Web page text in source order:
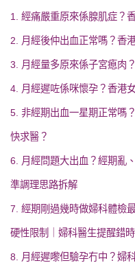
1. 經痛嚴重原來係腺肌症？
2. 月經後仲出血正常嗎？香
3. 月經量多原來係子宮瘜肉
4. 月經遲咗係咪懷孕？香港
5. 非經期出血一星期正常嗎
快求醫？
6. 月經問題大出血？經期亂
準調理思路拆解
7. 經期剛過幾時做婦科體檢
硬性限制｜婦科醫生提醒錯
8. 月經遲嚟但驗孕冇中？婦